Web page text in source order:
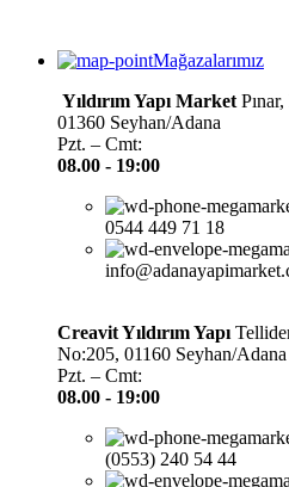
Mağazalarımız
Yıldırım Yapı Market
01360 Seyhan/Adana
Pzt. – Cmt:
08.00 - 19:00
0544 449 71 18
Creavit Yıldırım Yapı
No:205, 01160 Seyhan/Adana
Pzt. – Cmt:
08.00 - 19:00
(0553) 240 54 44